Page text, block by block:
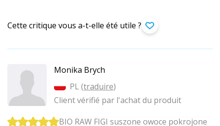
Cette critique vous a-t-elle été utile ?
Monika Brych
PL (traduire)
Client vérifié par l'achat du produit
BIO RAW FIGI suszone owoce pokrojone